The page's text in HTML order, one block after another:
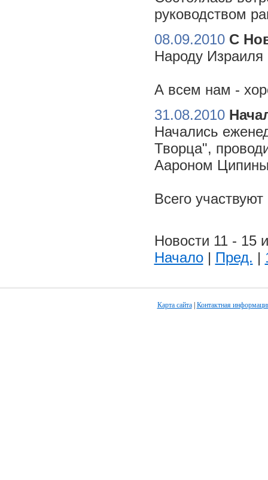
руководством
08.09.2010 С
Народу Израиля
А всем нам -
31.08.2010
Начались
Творца",
Аароном
Всего
Новости 11 - 15
Начало| Пред. |
Карта сайта| Контактная